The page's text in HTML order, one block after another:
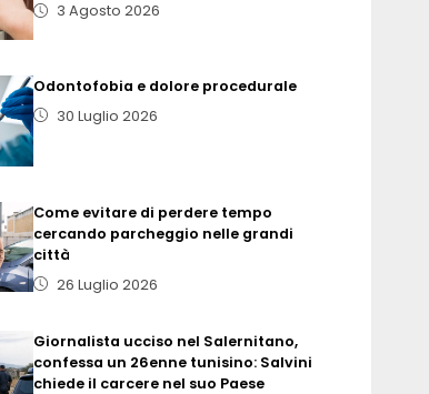
3 Agosto 2026
Odontofobia e dolore procedurale
30 Luglio 2026
Come evitare di perdere tempo
cercando parcheggio nelle grandi
città
26 Luglio 2026
Giornalista ucciso nel Salernitano,
confessa un 26enne tunisino: Salvini
chiede il carcere nel suo Paese